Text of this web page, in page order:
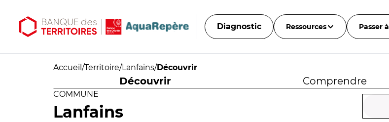
Diagnostic Ressources Passer
Accueil /Territoire/Lanfains/Découvrir
Découvrir Comprendre
COMMUNE
Lanfains